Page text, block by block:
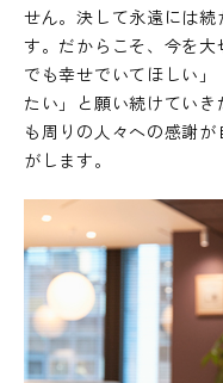
せん。決して永遠には続
す。だからこそ、今を大
でも幸せでいてほしい
たい」と願い続けてい
も周りの人々への感謝
がします。